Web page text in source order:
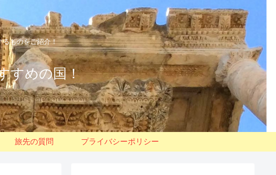
るものをご紹介！
すめの国！
旅先の質問 プライバシーポリシー